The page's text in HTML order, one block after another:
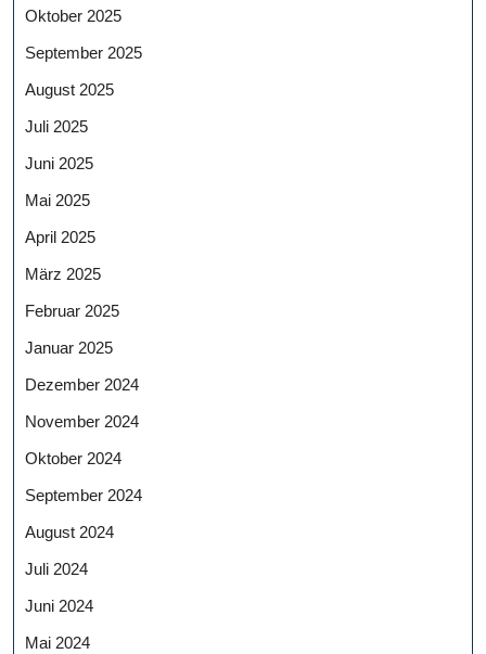
Oktober 2025
September 2025
August 2025
Juli 2025
Juni 2025
Mai 2025
April 2025
März 2025
Februar 2025
Januar 2025
Dezember 2024
November 2024
Oktober 2024
September 2024
August 2024
Juli 2024
Juni 2024
Mai 2024